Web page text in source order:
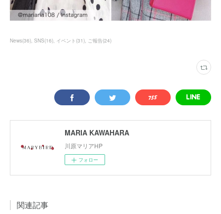
News(36) SNS(16) イベント (31) ご報告(24)
MARIA KAWAHARA
川原マリアHP
フォロー
関連記事